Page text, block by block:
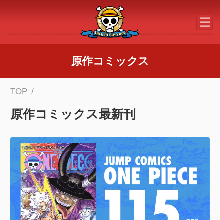
メインコンテンツへスキップする
原作コミックス
TOP
原作コミックス最新刊